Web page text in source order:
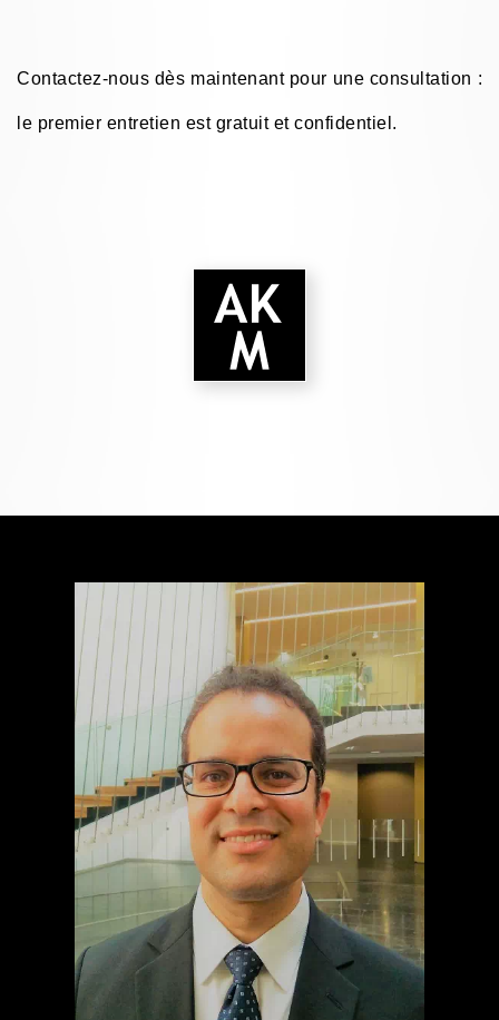
Contactez-nous dès maintenant pour une consultation :
le premier entretien est gratuit et confidentiel.